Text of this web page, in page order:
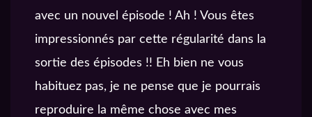
avec un nouvel épisode ! Ah ! Vous êtes
impressionnés par cette régularité dans la
sortie des épisodes !! Eh bien ne vous
habituez pas, je ne pense que je pourrais
reproduire la même chose avec mes